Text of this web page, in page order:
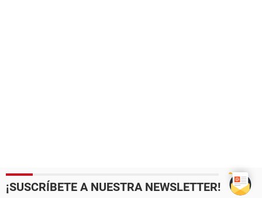
¡SUSCRÍBETE A NUESTRA NEWSLETTER!